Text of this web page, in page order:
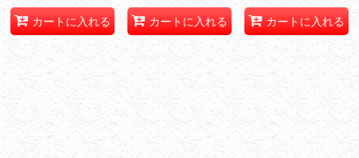
カートに入れる カートに入れる カートに入れる